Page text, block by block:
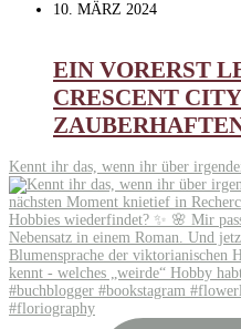
10. MÄRZ 2024
EIN VORERST
CRESCENT
Kennt ihr das, wenn ihr über